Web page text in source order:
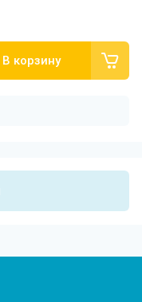
В корзину